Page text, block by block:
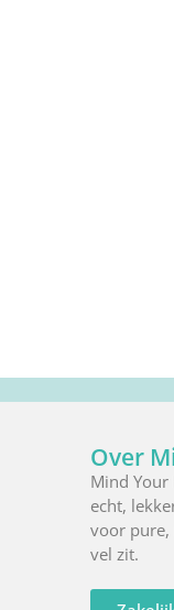
Over
Mind Your
echt,
voor pure,
vel zit.